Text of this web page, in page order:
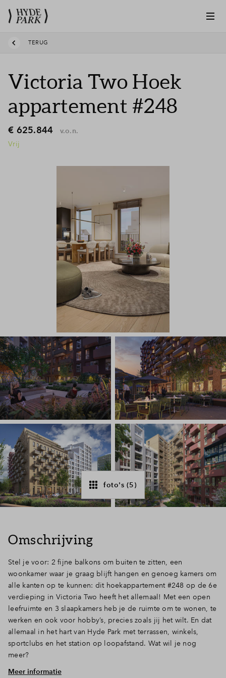
Inloggen
TERUG
Victoria Two Hoek
appartement #248
€ 625.844
v.o.n.
Vrij
foto's (5)
Omschrijving
Stel je voor: 2 fijne balkons om buiten te zitten, een
woonkamer waar je graag blijft hangen en genoeg kamers om
alle kanten op te kunnen: dit hoekappartement #248 op de 6e
verdieping in Victoria Two heeft het allemaal! Met een open
leefruimte en 3 slaapkamers heb je de ruimte om te wonen, te
werken en ook voor hobby’s, precies zoals jij het wilt. En dat
allemaal in het hart van Hyde Park met terrassen, winkels,
sportclubs en het station op loopafstand. Wat wil je nog
meer?
Wat een comfort! 3 slaapkamers, 2 balkons
Meer informatie